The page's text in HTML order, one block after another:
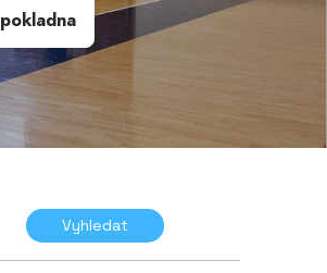
pokladna
Vyhledat